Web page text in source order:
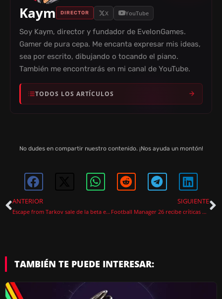
Kaym DIRECTOR X YouTube
Soy Kaym, director y fundador de EvelonGames.
Gamer de pura cepa. Me encanta expresar mis ideas,
sea por escrito, dibujando o tocando el piano.
También me encontrarás en mi canal de YouTube.
TODOS LOS ARTÍCULOS
No dudes en compartir nuestro contenido. ¡Nos ayuda un montón!
ANTERIOR
Escape from Tarkov sale de la beta el 15 de noviembre con recompensas
SIGUIENTE
Football Manager 26 recibe críticas muy negativas en Steam tras su lanzamiento
TAMBIÉN TE PUEDE INTERESAR: